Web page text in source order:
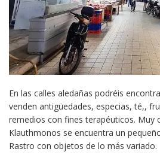
En las calles aledañas podréis
venden antigüedades, especias, té,,
remedios con fines terapéuticos. Muy
Klauthmonos se encuentra un
Rastro con objetos de lo más variado.